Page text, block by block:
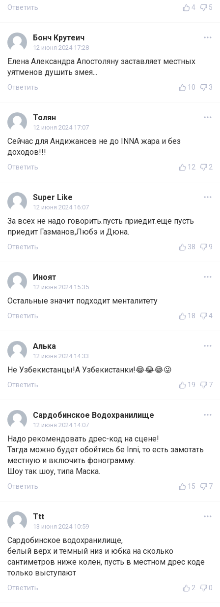
Ответить 4 5
Бонч Крутеич
12 июня 2024 17:28
Елена Александра Апостоляну заставляет местных
уятменов душить змея...
Ответить 10 3
Толян
12 июня 2024 17:07
Сейчас для Андижансев не до INNA жара и без
доходов!!!
Ответить 12 2
Super Like
12 июня 2024 16:07
За всех не надо говорить.пусть приедит.еще пусть
приедит Газманов,Любэ и Дюна.
Ответить 38 9
Иноят
12 июня 2024 15:35
Остальные значит подходит менталитету
Ответить 18 4
Алька
12 июня 2024 14:33
Не Узбекистанцы!А Узбекистанки!😂😂😂😜
Ответить 19 7
Сардобинское Водохранилище
12 июня 2024 14:07
Надо рекомендовать дрес-код на сцене!
Тагда можно будет обойтись бе Inni, то есть замотать
местную и включить фонограмму.
Шоу так шоу, типа Маска.
Ответить 15 7
Ttt
13 июня 2024 10:59
Сардобинское водохранилище,
белый верх и темный низ и юбка на сколько
сантиметров ниже колен, пусть в местном дрес коде
только выступают
Ответить 2 0